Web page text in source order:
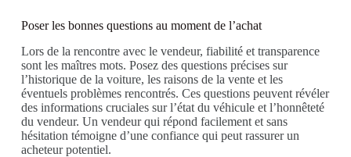
Poser les bonnes questions au moment de l’achat
Lors de la rencontre avec le vendeur, fiabilité et transparence
sont les maîtres mots. Posez des questions précises sur
l’historique de la voiture, les raisons de la vente et les
éventuels problèmes rencontrés. Ces questions peuvent révéler
des informations cruciales sur l’état du véhicule et l’honnêteté
du vendeur. Un vendeur qui répond facilement et sans
hésitation témoigne d’une confiance qui peut rassurer un
acheteur potentiel.